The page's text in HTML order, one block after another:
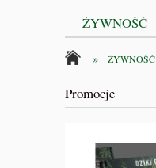
ŻYWNOŚĆ
» ŻYWNOŚĆ
Promocje